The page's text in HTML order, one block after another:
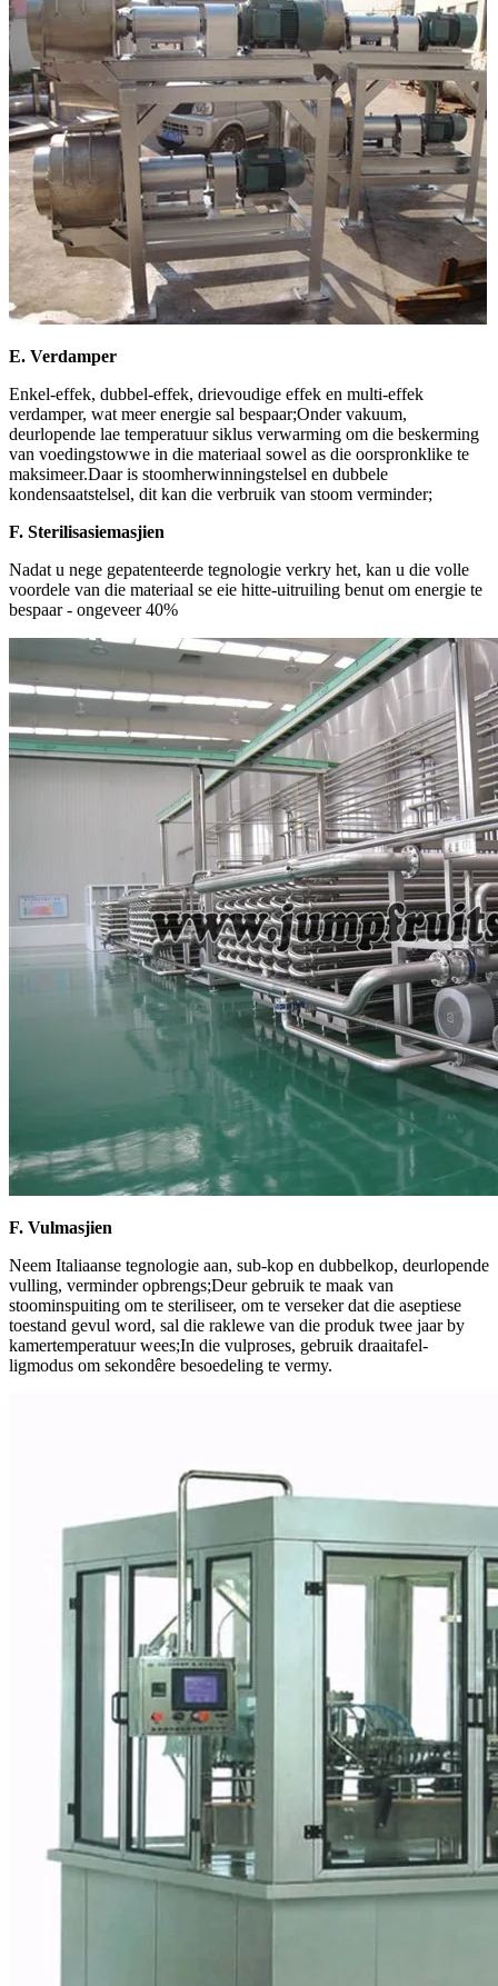
E. Verdamper
Enkel-effek, dubbel-effek, drievoudige effek en multi-effek
verdamper, wat meer energie sal bespaar;Onder vakuum,
deurlopende lae temperatuur siklus verwarming om die beskerming
van voedingstowwe in die materiaal sowel as die oorspronklike te
maksimeer.Daar is stoomherwinningstelsel en dubbele
kondensaatstelsel, dit kan die verbruik van stoom verminder;
F. Sterilisasiemasjien
Nadat u nege gepatenteerde tegnologie verkry het, kan u die volle
voordele van die materiaal se eie hitte-uitruiling benut om energie te
bespaar - ongeveer 40%
F. Vulmasjien
Neem Italiaanse tegnologie aan, sub-kop en dubbelkop, deurlopende
vulling, verminder opbrengs;Deur gebruik te maak van
stoominspuiting om te steriliseer, om te verseker dat die aseptiese
toestand gevul word, sal die raklewe van die produk twee jaar by
kamertemperatuur wees;In die vulproses, gebruik draaitafel-
ligmodus om sekondêre besoedeling te vermy.